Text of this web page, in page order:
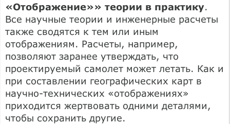
«Отображение»» теории в практику.
Все научные теории и инженерные расчеты
также сводятся к тем или иным
отображениям. Расчеты, например,
позволяют заранее утверждать, что
проектируемый самолет может летать. Как и
при составлении географических карт в
научно-технических «отображениях»
приходится жертвовать одними деталями,
чтобы сохранить другие.